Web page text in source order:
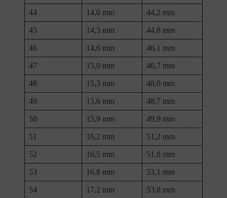
44 14,0 mm 44,2 mm
45 14,3 mm 44,8 mm
46 14,6 mm 46,1 mm
47 15,0 mm 46,7 mm
48 15,3 mm 48,0 mm
49 15,6 mm 48,7 mm
50 15,9 mm 49,9 mm
51 16,2 mm 51,2 mm
52 16,5 mm 51,8 mm
53 16,8 mm 53,1 mm
54 17,2 mm 53,8 mm